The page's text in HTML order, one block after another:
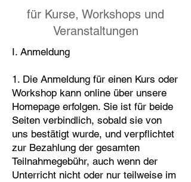
für Kurse, Workshops und
Veranstaltungen
I. Anmeldung
1. Die Anmeldung für einen Kurs oder
Workshop kann online über unsere
Homepage erfolgen. Sie ist für beide
Seiten verbindlich, sobald sie von
uns bestätigt wurde, und verpflichtet
zur Bezahlung der gesamten
Teilnahmegebühr, auch wenn der
Unterricht nicht oder nur teilweise im